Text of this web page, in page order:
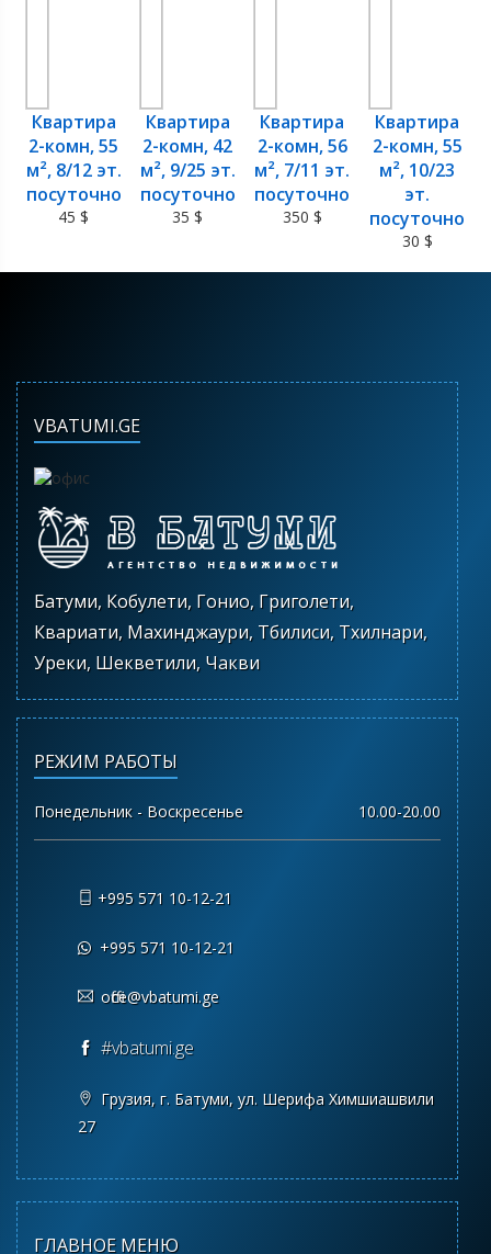
Квартира
2-комн, 55
м², 8/12 эт.
посуточно
45 $
Квартира
2-комн, 42
м², 9/25 эт.
посуточно
35 $
Квартира
2-комн, 56
м², 7/11 эт.
посуточно
350 $
Квартира
2-комн, 55
м², 10/23
эт.
посуточно
30 $
VBATUMI.GE
Батуми, Кобулети, Гонио, Григолети,
Квариати, Махинджаури, Тбилиси, Тхилнари,
Уреки, Шекветили, Чакви
РЕЖИМ РАБОТЫ
Понедельник - Воскресенье 10.00-20.00
+995 571 10-12-21
+995 571 10-12-21
office@vbatumi.ge
#vbatumi.ge
Грузия, г. Батуми, ул. Шерифа Химшиашвили
27
ГЛАВНОЕ МЕНЮ